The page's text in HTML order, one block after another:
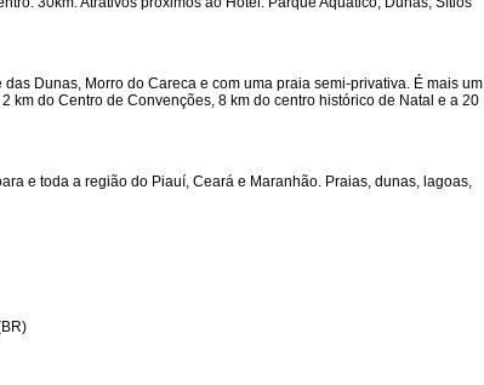
Dunas, Morro do Careca e com uma praia semi-privativa. É mais um
do Centro de Convenções, 8 km do centro histórico de Natal e a 20
e toda a região do Piauí, Ceará e Maranhão. Praias, dunas, lagoas,